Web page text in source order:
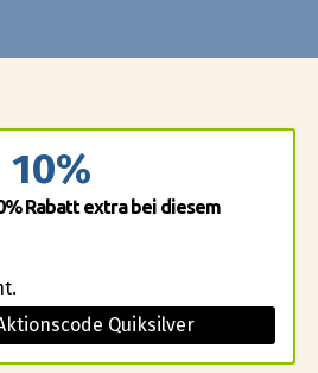
10%
Rabatt extra bei diesem
Quiksilver